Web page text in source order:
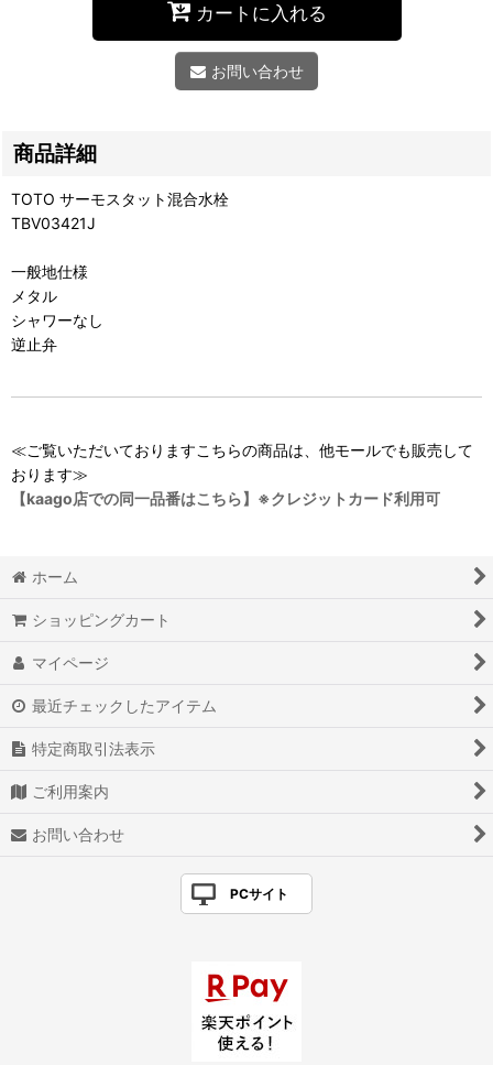
カートに入れる
お問い合わせ
商品詳細
TOTO サーモスタット混合水栓
TBV03421J
一般地仕様
メタル
シャワーなし
逆止弁
≪ご覧いただいておりますこちらの商品は、他モールでも販売して
おります≫
【kaago店での同一品番はこちら】※クレジットカード利用可
ホーム
ショッピングカート
マイページ
最近チェックしたアイテム
特定商取引法表示
ご利用案内
お問い合わせ
PCサイト